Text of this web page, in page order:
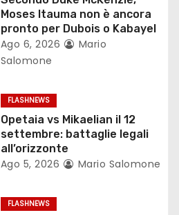
Moses Itauma non è ancora
pronto per Dubois o Kabayel
Ago 6, 2026
Mario
Salomone
FLASHNEWS
Opetaia vs Mikaelian il 12
settembre: battaglie legali
all’orizzonte
Ago 5, 2026 Mario Salomone
FLASHNEWS